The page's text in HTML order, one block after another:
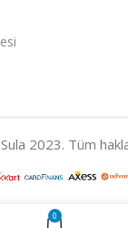
2023. Tüm
0